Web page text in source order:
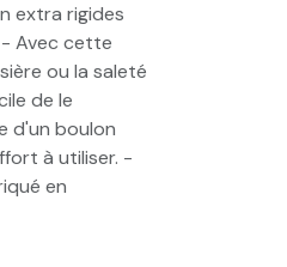
extra rigides
Avec cette
ou la saleté
de le
d'un boulon
à utiliser. -
en